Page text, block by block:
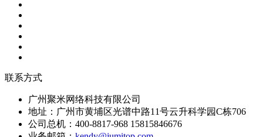
联系方式
广州聚米网络科技有限公司
地址：广州市黄埔区光谱中路11号云升科学园C栋706
公司总机：400-8817-968 15815846676